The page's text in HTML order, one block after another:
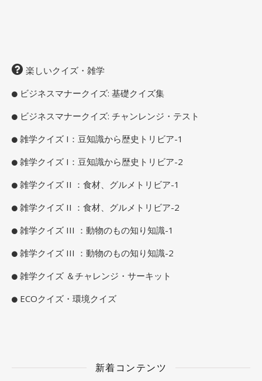
楽しいクイズ・雑学
ビジネスマナークイズ: 基礎クイズ集
ビジネスマナークイズ: チャンレンジ・テスト
雑学クイズ I：豆知識から歴史トリビア-1
雑学クイズ I：豆知識から歴史トリビア-2
雑学クイズ II ：食材、グルメトリビア-1
雑学クイズ II ：食材、グルメトリビア-2
雑学クイズ III ：動物のもの知り知識-1
雑学クイズ III ：動物のもの知り知識-2
雑学クイズ ＆チャレンジ・サーキット
ECOクイズ・環境クイズ
新着コンテンツ